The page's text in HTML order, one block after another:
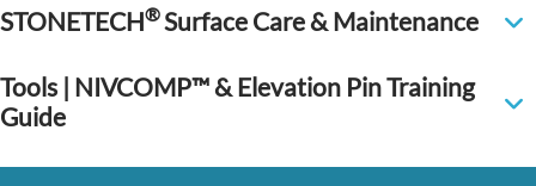
STONETECH®Surface Care & Maintenance
Tools | NIVCOMP™ & Elevation Pin Training
Guide